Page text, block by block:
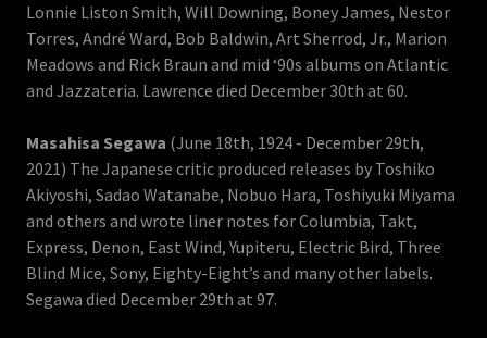
Lonnie Liston Smith, Will Downing, Boney James, Nestor
Torres, André Ward, Bob Baldwin, Art Sherrod, Jr., Marion
Meadows and Rick Braun and mid ‘90s albums on Atlantic
and Jazzateria. Lawrence died December 30th at 60.
Masahisa Segawa (June 18th, 1924 - December 29th,
2021) The Japanese critic produced releases by Toshiko
Akiyoshi, Sadao Watanabe, Nobuo Hara, Toshiyuki Miyama
and others and wrote liner notes for Columbia, Takt,
Express, Denon, East Wind, Yupiteru, Electric Bird, Three
Blind Mice, Sony, Eighty-Eight’s and many other labels.
Segawa died December 29th at 97.